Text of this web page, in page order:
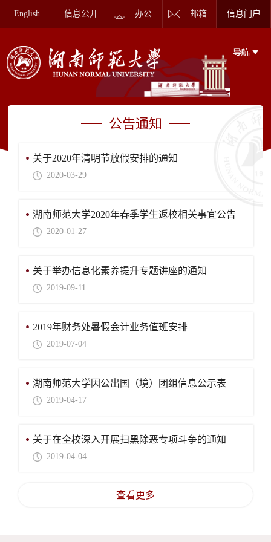
English 信息公开 办公 邮箱 信息门户
公告通知
关于2020年清明节放假安排的通知
2020-03-29
湖南师范大学2020年春季学生返校相关事宜公告
2020-01-27
关于举办信息化素养提升专题讲座的通知
2019-09-11
2019年财务处暑假会计业务值班安排
2019-07-04
湖南师范大学因公出国（境）团组信息公示表
2019-04-17
关于在全校深入开展扫黑除恶专项斗争的通知
2019-04-04
查看更多